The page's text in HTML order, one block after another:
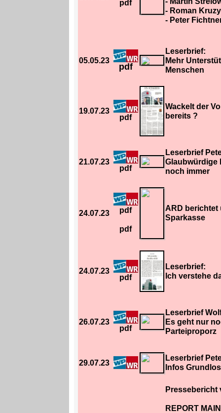
pdf
- Roman
- Peter
05.05.23
pdf
Leserbrief:
Mehr
Menschen
19.07.23
pdf
Wackelt der
bereits ?
21.07.23
pdf
Leserbrief
Glaubwürdige
noch immer
24.07.23 pdf
pdf
ARD berichtet
Sparkasse
24.07.23
pdf
Leserbrief:
Ich verstehe
26.07.23
pdf
Leserbrief
Es geht nur
Parteiproporz
29.07.23
Leserbrief
Infos
Pressebericht
REPORT